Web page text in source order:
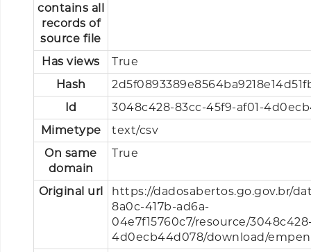
contains all
records of
source file
Has views
True
Hash
Id
3048c428-83cc-45f9-af01-
Mimetype
text/csv
On same
domain
True
Original url
https://dadosabertos.go.gov.br/
8a0c-417b-ad6a-
04e7f15760c7/resource/
4d0ecb44d078/download/